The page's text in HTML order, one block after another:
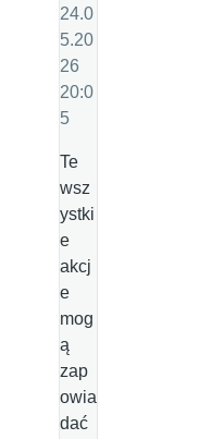
24.0
5.20
26
20:0
5
Te
wsz
ystki
e
akcj
e
mog
ą
zap
owia
dać